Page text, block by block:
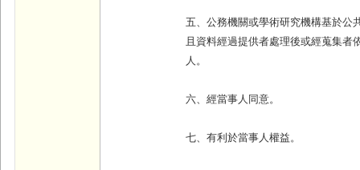
五、公務機關或學術研究機構基於公
且資料經過提供者處理後或經蒐集者
人。
六、經當事人同意。
七、有利於當事人權益。